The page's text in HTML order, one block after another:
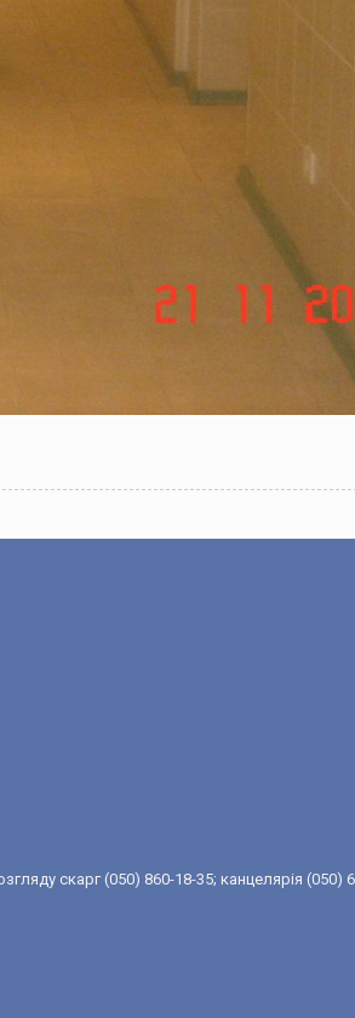
скарг (050) 860-18-35; канцелярія (050)